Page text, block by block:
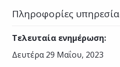
Πληροφορίες
Τελευταία ενημέρωση:
Δευτέρα 29 Μαΐου, 2023